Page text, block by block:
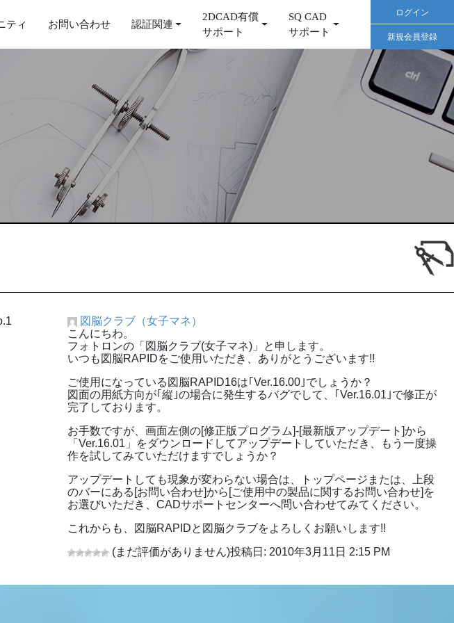
ティ お問い合わせ 認証関連
2DCAD有償
サポート
SQ CAD
サポート
ログイン
新規会員登録
図脳クラブ（女子マネ）
こんにちわ。
フォトロンの「図脳クラブ(女子マネ)」と申します。
いつも図脳RAPIDをご使用いただき、ありがとうございます!!
ご使用になっている図脳RAPID16は｢Ver.16.00｣でしょうか？
図面の用紙方向が｢縦｣の場合に発生するバグでして、｢Ver.16.01｣で修正が
完了しております。
お手数ですが、画面左側の[修正版プログラム]-[最新版アップデート]から
「Ver.16.01」をダウンロードしてアップデートしていただき、もう一度操
作を試してみていただけますでしょうか？
アップデートしても現象が変わらない場合は、トップページまたは、上段
のバーにある[お問い合わせ]から[ご使用中の製品に関するお問い合わせ]を
お選びいただき、CADサポートセンターへ問い合わせてみてください。
これからも、図脳RAPIDと図脳クラブをよろしくお願いします!!
(まだ評価がありません)投稿日: 2010年3月11日 2:15 PM